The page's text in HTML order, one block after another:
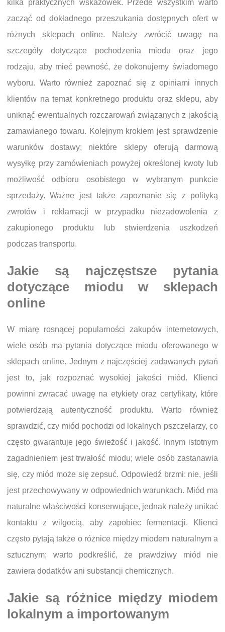
kilka praktycznych wskazówek. Przede wszystkim warto
zacząć od dokładnego przeszukania dostępnych ofert w
różnych sklepach online. Należy zwrócić uwagę na
szczegóły dotyczące pochodzenia miodu oraz jego
rodzaju, aby mieć pewność, że dokonujemy świadomego
wyboru. Warto również zapoznać się z opiniami innych
klientów na temat konkretnego produktu oraz sklepu, aby
uniknąć ewentualnych rozczarowań związanych z jakością
zamawianego towaru. Kolejnym krokiem jest sprawdzenie
warunków dostawy; niektóre sklepy oferują darmową
wysyłkę przy zamówieniach powyżej określonej kwoty lub
możliwość odbioru osobistego w wybranym punkcie
sprzedaży. Ważne jest także zapoznanie się z polityką
zwrotów i reklamacji w przypadku niezadowolenia z
zakupionego produktu lub stwierdzenia uszkodzeń
podczas transportu.
Jakie są najczęstsze pytania
dotyczące miodu w sklepach
online
W miarę rosnącej popularności zakupów internetowych,
wiele osób ma pytania dotyczące miodu oferowanego w
sklepach online. Jednym z najczęściej zadawanych pytań
jest to, jak rozpoznać wysokiej jakości miód. Klienci
powinni zwracać uwagę na etykiety oraz certyfikaty, które
potwierdzają autentyczność produktu. Warto również
sprawdzić, czy miód pochodzi od lokalnych pszczelarzy, co
często gwarantuje jego świeżość i jakość. Innym istotnym
zagadnieniem jest trwałość miodu; wiele osób zastanawia
się, czy miód może się zepsuć. Odpowiedź brzmi: nie, jeśli
jest przechowywany w odpowiednich warunkach. Miód ma
naturalne właściwości konserwujące, jednak należy unikać
kontaktu z wilgocią, aby zapobiec fermentacji. Klienci
często pytają także o różnice między miodem naturalnym a
sztucznym; warto podkreślić, że prawdziwy miód nie
zawiera dodatków ani substancji chemicznych.
Jakie są różnice między miodem
lokalnym a importowanym